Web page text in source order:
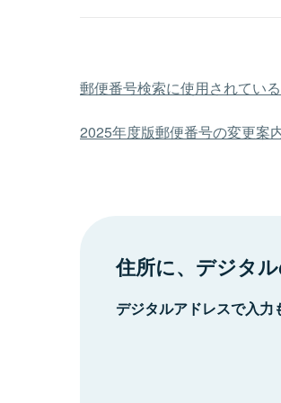
郵便番号検索に使用されてい
2025年度版郵便番号の変更案
住所に、デジタル
デジタルアドレスで入